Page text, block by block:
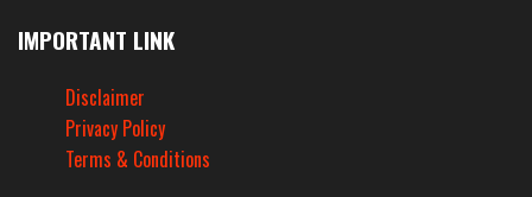
IMPORTANT LINK
Disclaimer
Privacy Policy
Terms & Conditions